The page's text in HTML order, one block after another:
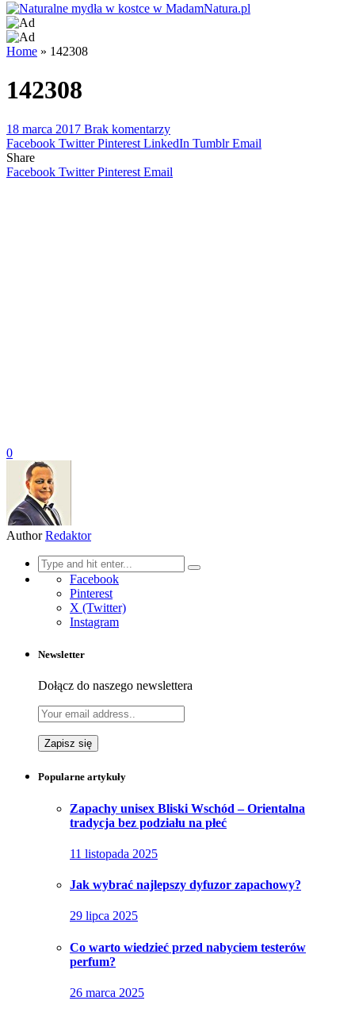
Home » 142308
142308
18 marca 2017 Brak komentarzy
Facebook Twitter Pinterest LinkedIn Tumblr Email
Share
Facebook Twitter Pinterest Email
0
Author Redaktor
Search
for:
Facebook
Pinterest
X (Twitter)
Instagram
Newsletter
Dołącz do naszego newslettera
Popularne artykuły
Zapachy unisex Bliski Wschód – Orientalna
tradycja bez podziału na płeć
11 listopada 2025
Jak wybrać najlepszy dyfuzor zapachowy?
29 lipca 2025
Co warto wiedzieć przed nabyciem testerów
perfum?
26 marca 2025